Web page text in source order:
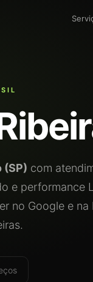
(SP) com
e performance
no Google e na